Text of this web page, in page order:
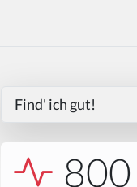
Find' ich gut!
800